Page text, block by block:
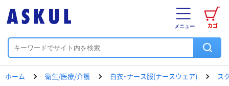
カゴ
メニュー
ホーム 衛生/医療/介護 白衣・ナース服(ナースウェア) ス